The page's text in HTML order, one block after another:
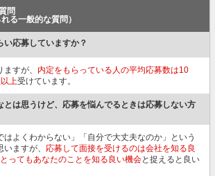
問
る一般的な質問）
い応募していますか？
すが、 内定をもらっている人の平均応募数は10
上受けています。
とは思うけど、応募を悩んでるときは応募しない方
はよくわからない」「自分で大丈夫なのか」という
ますが、 応募して面接を受けるのは会社を知る良
ってもあなたのことを知る良い機会と捉えると良い